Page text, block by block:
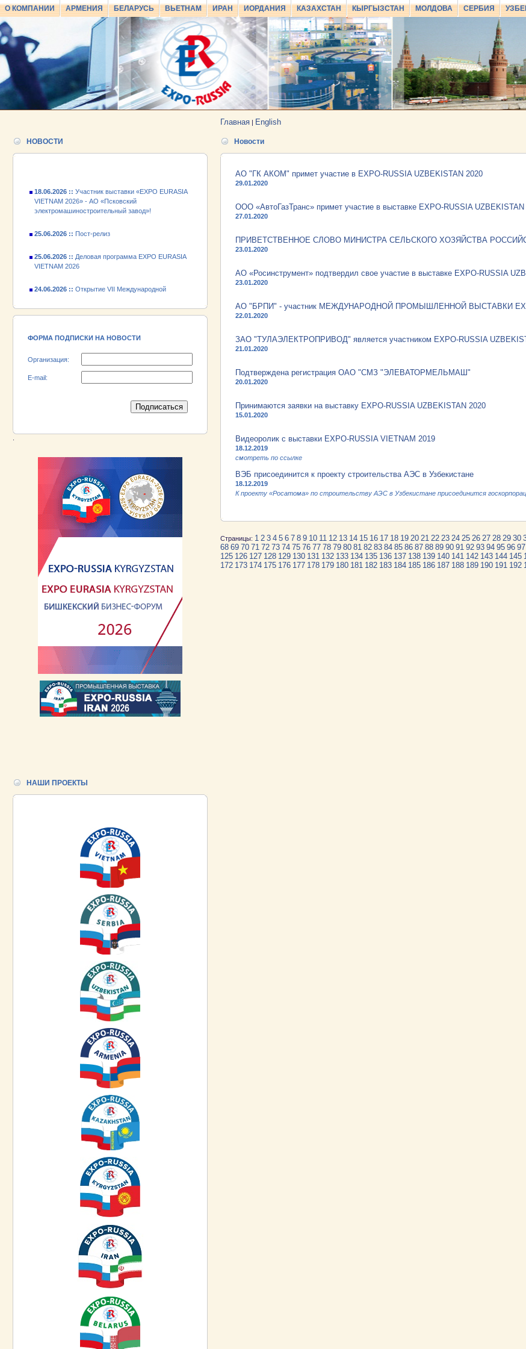
О КОМПАНИИ АРМЕНИЯ БЕЛАРУСЬ ВЬЕТНАМ ИРАН ИОРДАНИЯ КАЗАХСТАН КЫРГЫЗСТАН МОЛДОВА СЕРБИЯ
Главная | English
НОВОСТИ
VIETNAM 2026
промышленной выставки «EXPO EURASIA
электромашиностроительный завод»!
25.06.2026 ::Пост-релиз
25.06.2026 ::Деловая программа EXPO EURASIA
24.06.2026 ::
VIETNAM 2026» - АО «Псковский
электромашиностроительный завод»!
ФОРМА ПОДПИСКИ НА НОВОСТИ
Организация:
E-mail:
НАШИ ПРОЕКТЫ
Новости
АО "ГК АКОМ" примет участие в EXPO-RUSSIA UZBEKISTAN 2020
29.01.2020
ООО «АвтоГазТранс» примет участие в выставке EXPO-RUSSIA UZBEKISTAN
27.01.2020
ПРИВЕТСТВЕННОЕ СЛОВО МИНИСТРА СЕЛЬСКОГО ХОЗЯЙСТВА
23.01.2020
АО «Росинструмент» подтвердил свое участие в выставке EXPO-RUSSIA
23.01.2020
АО "БРПИ" - участник МЕЖДУНАРОДНОЙ ПРОМЫШЛЕННОЙ ВЫСТАВКИ
22.01.2020
ЗАО "ТУЛАЭЛЕКТРОПРИВОД" является участником EXPO-RUSSIA
21.01.2020
Подтверждена регистрация ОАО "СМЗ "ЭЛЕВАТОРМЕЛЬМАШ"
20.01.2020
Принимаются заявки на выставку EXPO-RUSSIA UZBEKISTAN 2020
15.01.2020
Видеоролик с выставки EXPO-RUSSIA VIETNAM 2019
18.12.2019
смотреть по ссылке
ВЭБ присоединится к проекту строительства АЭС в Узбекистане
18.12.2019
К проекту «Росатома» по строительству АЭС в Узбекистане присоединится
Страницы: 1 2 3 4 5 6 7 8 9 10 11 12 13 14 15 16 17 18 19 20 21 22 23 24 25 26 27 28 29 30
68 69 70 71 72 73 74 75 76 77 78 79 80 81 82 83 84 85 86 87 88 89 90 91 92 93 94 95 96 97
125 126 127 128 129 130 131 132 133 134 135 136 137 138 139 140 141 142 143 144 145
172 173 174 175 176 177 178 179 180 181 182 183 184 185 186 187 188 189 190 191 192